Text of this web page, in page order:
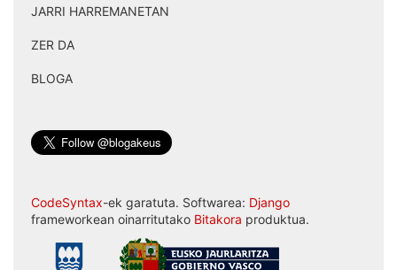
JARRI HARREMANETAN
ZER DA
BLOGA
CodeSyntax-ek garatuta. Softwarea: Django
frameworkean oinarritutako Bitakora produktua.